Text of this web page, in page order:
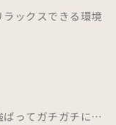
ックスできる環境
ばってガチガチに…